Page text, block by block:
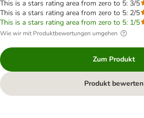
This is a stars rating area from zero to 5: 3/5
This is a stars rating area from zero to 5: 2/5
This is a stars rating area from zero to 5: 1/5
Wie wir mit Produktbewertungen umgehen
Zum Produkt
Produkt bewerten